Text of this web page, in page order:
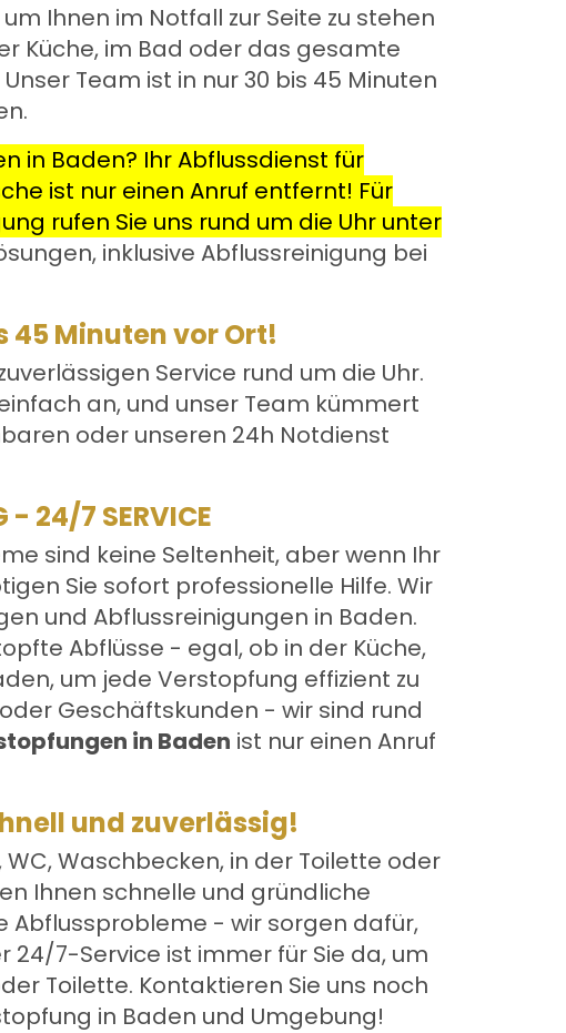
Ihnen im Notfall zur Seite zu stehen
Küche, im Bad oder das gesamte
Team ist in nur 30 bis 45 Minuten
in Baden? Ihr Abflussdienst für
ist nur einen Anruf entfernt! Für
rufen Sie uns rund um die Uhr unter
inklusive Abflussreinigung bei
45 Minuten vor Ort!
Service rund um die Uhr.
an, und unser Team kümmert
oder unseren 24h Notdienst
- 24/7 SERVICE
sind keine Seltenheit, aber wenn Ihr
Sie sofort professionelle Hilfe. Wir
und Abflussreinigungen in Baden.
Abflüsse - egal, ob in der Küche,
um jede Verstopfung effizient zu
Geschäftskunden - wir sind rund
in Baden ist nur einen Anruf
und zuverlässig!
Waschbecken, in der Toilette oder
Ihnen schnelle und gründliche
Abflussprobleme - wir sorgen dafür,
24/7-Service ist immer für Sie da, um
Toilette. Kontaktieren Sie uns noch
in Baden und Umgebung!